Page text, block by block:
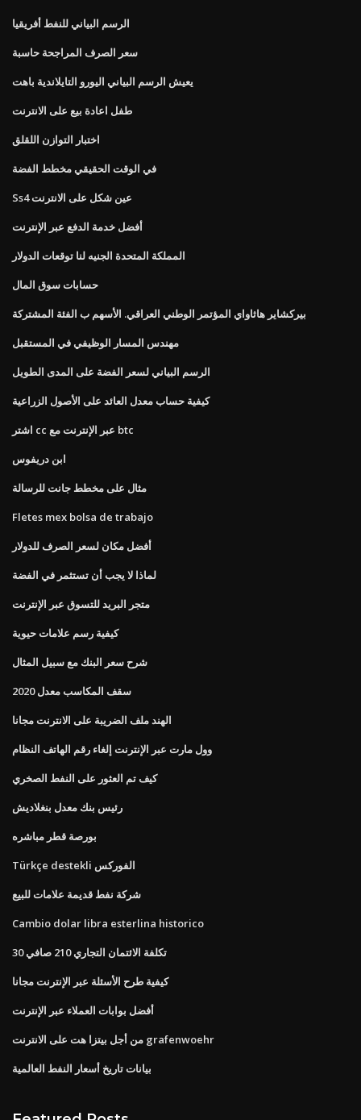
الرسم البياني للنفط أفريقيا
سعر الصرف المراجحة حاسبة
يعيش الرسم البياني اليورو التايلاندية باهت
طفل اعادة بيع على الانترنت
اختبار التوازن اللقلق
في الوقت الحقيقي مخطط الفضة
Ss4 عين شكل على الانترنت
أفضل خدمة الدفع عبر الإنترنت
المملكة المتحدة الجنيه لنا توقعات الدولار
حسابات سوق المال
بيركشاير هاثاواي المؤتمر الوطني العراقي. الأسهم ب الفئة المشتركة
مهندس المسار الوظيفي في المستقبل
الرسم البياني لسعر الفضة على المدى الطويل
كيفية حساب معدل العائد على الأصول الزراعية
اشتر cc عبر الإنترنت مع btc
ابن دريفوس
مثال على مخطط جانت للرسالة
Fletes mex bolsa de trabajo
أفضل مكان لسعر الصرف للدولار
لماذا لا يجب أن تستثمر في الفضة
متجر البريد للتسوق عبر الإنترنت
كيفية رسم علامات حيوية
شرح سعر البنك مع سبيل المثال
سقف المكاسب معدل 2020
الهند ملف الضريبة على الانترنت مجانا
وول مارت عبر الإنترنت إلغاء رقم الهاتف النظام
كيف تم العثور على النفط الصخري
رئيس بنك معدل بنغلاديش
بورصة قطر مباشره
Türkçe destekli الفوركس
شركة نفط قديمة علامات للبيع
Cambio dolar libra esterlina historico
تكلفة الائتمان التجاري 210 صافي 30
كيفية طرح الأسئلة عبر الإنترنت مجانا
أفضل بوابات العملاء عبر الإنترنت
من أجل بيتزا هت على الانترنت grafenwoehr
بيانات تاريخ أسعار النفط العالمية